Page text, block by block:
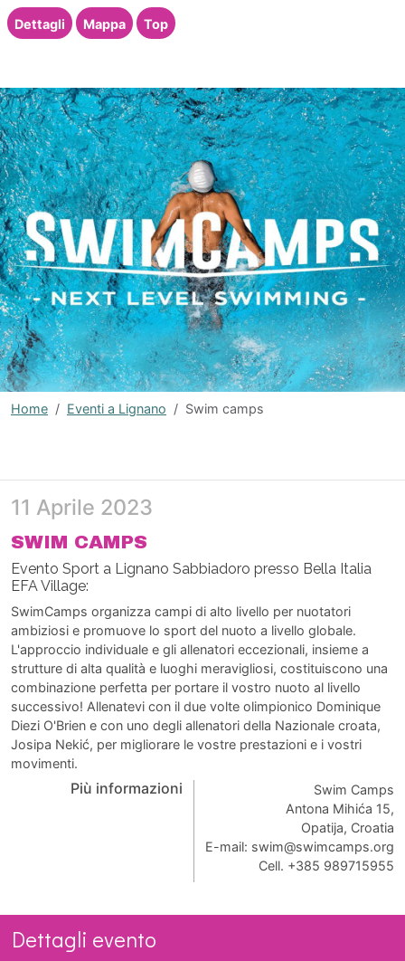
Home Eventi a Lignano Swim camps
11 Aprile 2023
SWIM CAMPS
Evento Sport a Lignano Sabbiadoro presso Bella Italia
EFA Village:
SwimCamps organizza campi di alto livello per nuotatori
ambiziosi e promuove lo sport del nuoto a livello globale.
L'approccio individuale e gli allenatori eccezionali, insieme a
strutture di alta qualità e luoghi meravigliosi, costituiscono una
combinazione perfetta per portare il vostro nuoto al livello
successivo! Allenatevi con il due volte olimpionico Dominique
Diezi O'Brien e con uno degli allenatori della Nazionale croata,
Josipa Nekić, per migliorare le vostre prestazioni e i vostri
movimenti.
Più informazioni
Swim Camps
Antona Mihića 15,
Opatija, Croatia
E-mail: swim@swimcamps.org
Cell. +385 989715955
Dettagli Mappa Top
Dettagli evento